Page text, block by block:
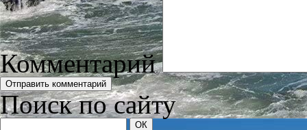
Комментарий
Поиск по сайту